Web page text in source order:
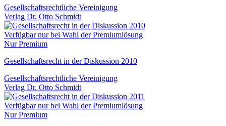
Gesellschaftsrechtliche Vereinigung
Verlag Dr. Otto Schmidt
Verfügbar nur bei Wahl der Premiumlösung
Nur Premium
Gesellschaftsrecht in der Diskussion 2010
Gesellschaftsrechtliche Vereinigung
Verlag Dr. Otto Schmidt
Verfügbar nur bei Wahl der Premiumlösung
Nur Premium